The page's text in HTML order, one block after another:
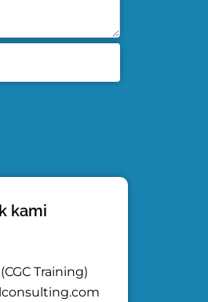
kami
Training)